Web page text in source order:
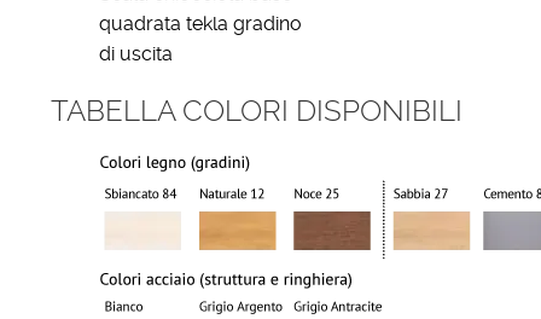
quadrata tekla gradino
di uscita
TABELLA COLORI DISPONIBILI